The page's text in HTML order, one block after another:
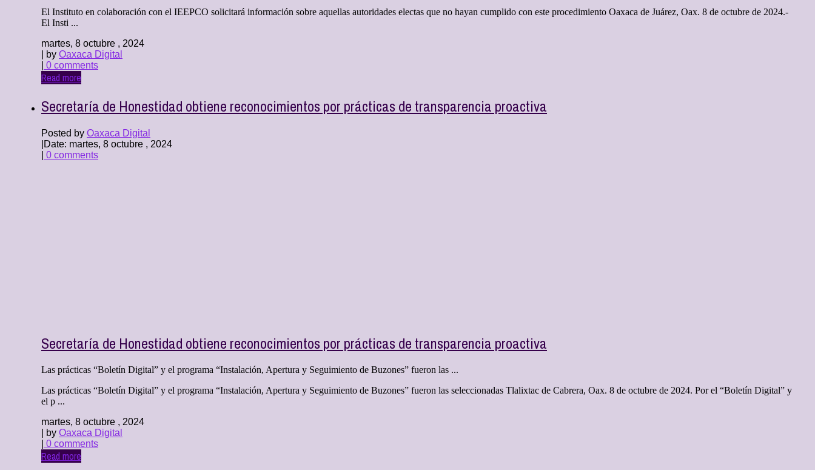
El Instituto en colaboración con el IEEPCO solicitará información sobre aquellas autoridades electas que no hayan cumplido con este procedimiento Oaxaca de Juárez, Oax. 8 de octubre de 2024.-
El Insti ...
martes, 8 octubre , 2024
| by Oaxaca Digital
0 comments
Read more
Secretaría de Honestidad obtiene reconocimientos por prácticas de transparencia proactiva
Posted by Oaxaca Digital
Date: martes, 8 octubre , 2024
0 comments
Secretaría de Honestidad obtiene reconocimientos por prácticas de transparencia proactiva
Las prácticas “Boletín Digital” y el programa “Instalación, Apertura y Seguimiento de Buzones” fueron las ...
Las prácticas “Boletín Digital” y el programa “Instalación, Apertura y Seguimiento de Buzones” fueron las seleccionadas Tlalixtac de Cabrera, Oax. 8 de octubre de 2024. Por el “Boletín Digital” y
el p ...
martes, 8 octubre , 2024
| by Oaxaca Digital
0 comments
Read more